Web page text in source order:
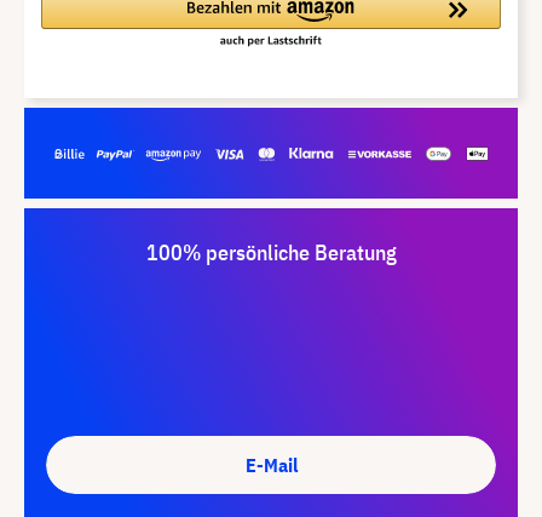
100% persönliche Beratung
E-Mail